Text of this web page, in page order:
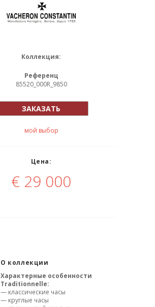
Коллекция:
Референц
85520_000R_9850
ЗАКАЗАТЬ
мой выбор
Цена:
€ 29 000
О коллекции
Характерные особенности
Traditionnelle:
— классические часы
— круглые часы